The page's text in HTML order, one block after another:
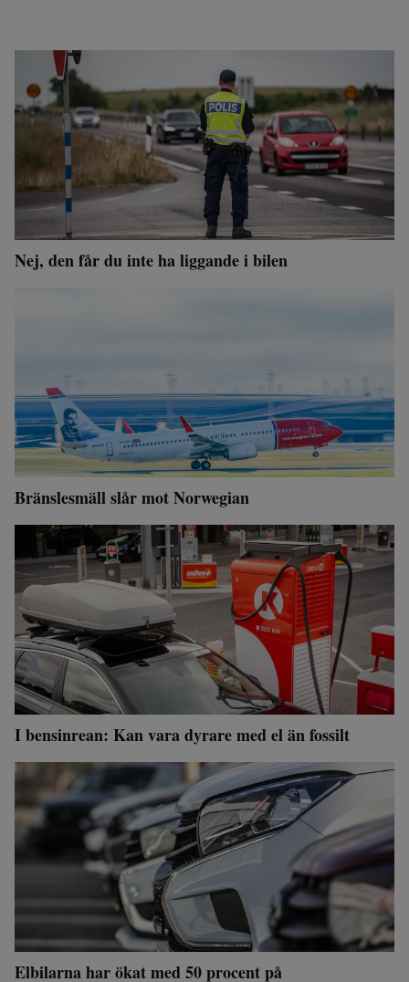
Nej, den får du inte ha liggande i bilen
Bränslesmäll slår mot Norwegian
I bensinrean: Kan vara dyrare med el än fossilt
Elbilarna har ökat med 50 procent på